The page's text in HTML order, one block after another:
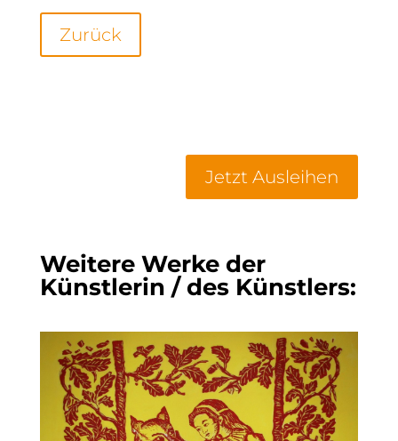
Zurück
Jetzt Ausleihen
Weitere Werke der
Künstlerin / des Künstlers: